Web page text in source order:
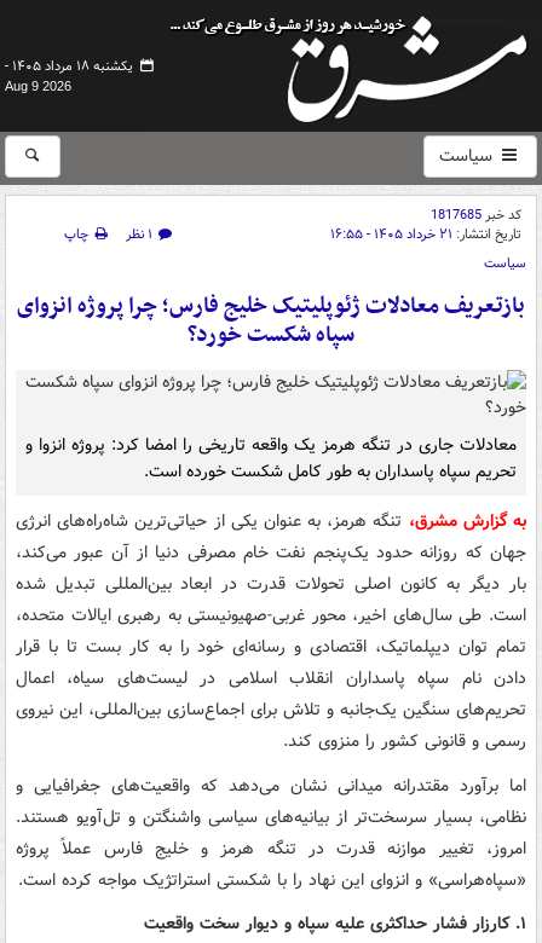
یکشنبه ۱۸ مرداد ۱۴۰۵ -
Aug 9 2026
سیاست
کد خبر1817685
تاریخ انتشار: ۲۱ خرداد ۱۴۰۵ - ۱۶:۵۵ ۱ نظر
چاپ
سیاست
بازتعریف معادلات ژئوپلیتیک خلیج فارس؛ چرا پروژه انزوای
سپاه شکست خورد؟
معادلات جاری در تنگه هرمز یک واقعه تاریخی را امضا کرد: پروژه انزوا و
تحریم سپاه پاسداران به طور کامل شکست خورده است.
به گزارش مشرق، تنگه هرمز، به عنوان یکی از حیاتی‌ترین شاه‌راه‌های انرژی
جهان که روزانه حدود یک‌پنجم نفت خام مصرفی دنیا از آن عبور می‌کند،
بار دیگر به کانون اصلی تحولات قدرت در ابعاد بین‌المللی تبدیل شده
است. طی سال‌های اخیر، محور غربی-صهیونیستی به رهبری ایالات متحده،
تمام توان دیپلماتیک، اقتصادی و رسانه‌ای خود را به کار بست تا با قرار
دادن نام سپاه پاسداران انقلاب اسلامی در لیست‌های سیاه، اعمال
تحریم‌های سنگین یک‌جانبه و تلاش برای اجماع‌سازی بین‌المللی، این نیروی
رسمی و قانونی کشور را منزوی کند.
اما برآورد مقتدرانه میدانی نشان می‌دهد که واقعیت‌های جغرافیایی و
نظامی، بسیار سرسخت‌تر از بیانیه‌های سیاسی واشنگتن و تل‌آویو هستند.
امروز، تغییر موازنه قدرت در تنگه هرمز و خلیج فارس عملاً پروژه
«سپاه‌هراسی» و انزوای این نهاد را با شکستی استراتژیک مواجه کرده است.
۱. کارزار فشار حداکثری علیه سپاه و دیوار سخت واقعیت